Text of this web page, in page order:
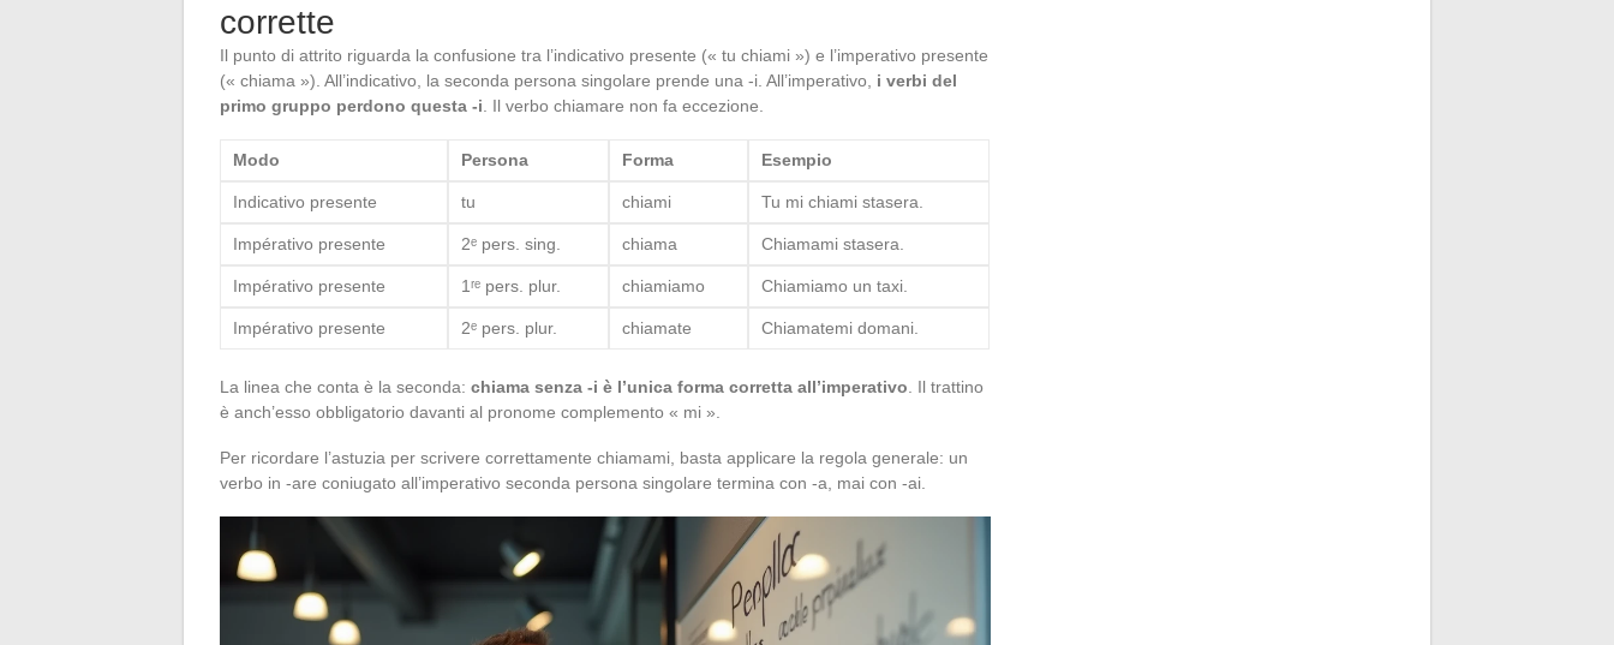
corrette
Il punto di attrito riguarda la confusione tra l’indicativo presente (« tu chiami ») e l’imperativo presente
(« chiama »). All’indicativo, la seconda persona singolare prende una -i. All’imperativo, i verbi del
primo gruppo perdono questa -i . Il verbo chiamare non fa eccezione.
Modo Persona Forma Esempio
Indicativo presente tu chiami Tu mi chiami stasera.
Impérativo presente 2ᵉ pers. sing. chiama Chiamami stasera.
Impérativo presente 1ʳᵉ pers. plur. chiamiamo Chiamiamo un taxi.
Impérativo presente 2ᵉ pers. plur. chiamate Chiamatemi domani.
La linea che conta è la seconda: chiama senza -i è l’unica forma corretta all’imperativo . Il trattino
è anch’esso obbligatorio davanti al pronome complemento « mi ».
Per ricordare l’astuzia per scrivere correttamente chiamami, basta applicare la regola generale: un
verbo in -are coniugato all’imperativo seconda persona singolare termina con -a, mai con -ai.